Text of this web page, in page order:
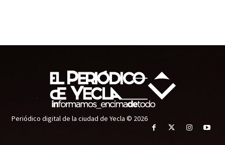
Periódico digital de la ciudad de Yecla © 2026